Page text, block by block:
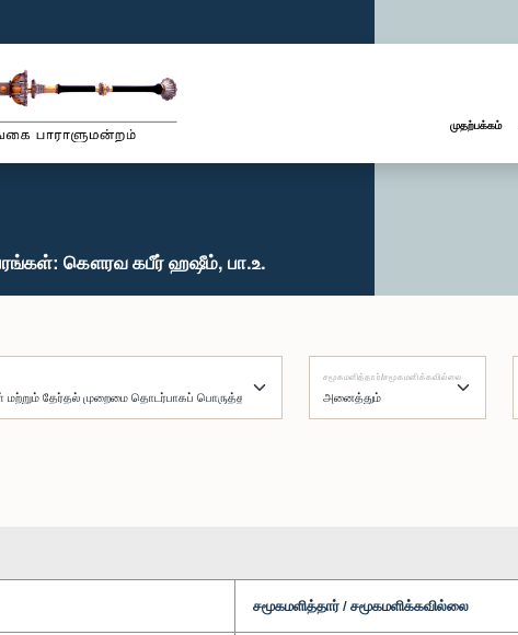
முதற்பக்கம்
கௌரவ கபீர் ஹஷீம், பா.உ.
சமூகமளித்தார்/சமூகமளிக்கவில்லை
சமூகமளித்தார் / சமூகமளிக்கவில்லை